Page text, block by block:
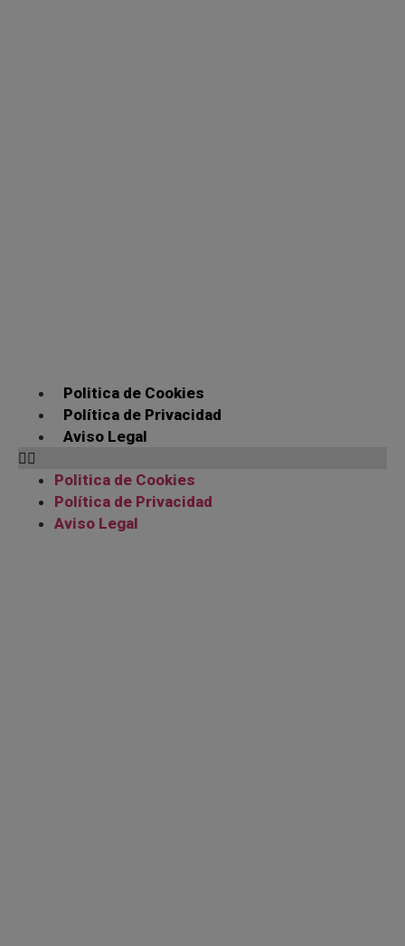
Politica de Cookies
Política de Privacidad
Aviso Legal
Politica de Cookies
Política de Privacidad
Aviso Legal